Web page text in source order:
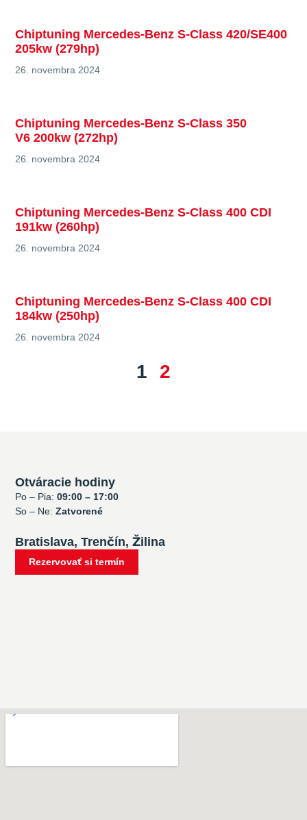
Chiptuning Mercedes-Benz S-Class 420/SE400
205kw (279hp)
26. novembra 2024
Chiptuning Mercedes-Benz S-Class 350
V6 200kw (272hp)
26. novembra 2024
Chiptuning Mercedes-Benz S-Class 400 CDI
191kw (260hp)
26. novembra 2024
Chiptuning Mercedes-Benz S-Class 400 CDI
184kw (250hp)
26. novembra 2024
1 2
Otváracie hodiny
Po – Pia:09:00 – 17:00
So – Ne:Zatvorené
Bratislava, Trenčín, Žilina
Rezervovať si termín